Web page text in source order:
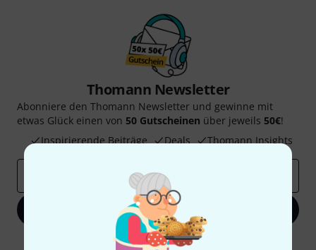
Thomann Newsletter
Abonniere den Thomann Newsletter und gewinne mit
etwas Glück einen von 50 Gutscheinen über jeweils 50€!
Inspirierende Beiträge
Deals Thomann Insights
Jetzt anmelden
Mit Klick auf „Jetzt anmelden“ stimmen Sie dem Erhalt von E-Mail-